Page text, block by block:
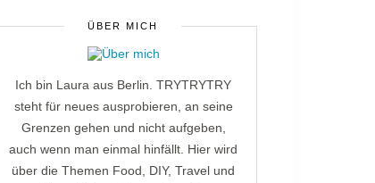
ÜBER MICH
Ich bin Laura aus Berlin. TRYTRYTRY
steht für neues ausprobieren, an seine
Grenzen gehen und nicht aufgeben,
auch wenn man einmal hinfällt. Hier wird
über die Themen Food, DIY, Travel und